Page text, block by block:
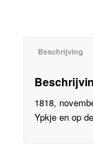
Beschrijving
1818,
Ypkje en op